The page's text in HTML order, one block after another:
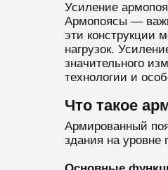
Усиление
Армопоясы —
эти конструкции
нагрузок.
значительного
технологии и
Что такое
Армированный
здания на уровне